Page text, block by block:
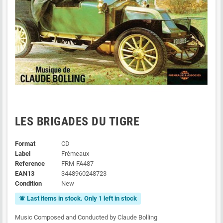
LES BRIGADES DU TIGRE
Format
CD
Label
Frémeaux
Reference
FRM-FA487
EAN13
3448960248723
Condition
New
notifications_active Last items in stock. Only 1 left in stock
Music Composed and Conducted by Claude Bolling